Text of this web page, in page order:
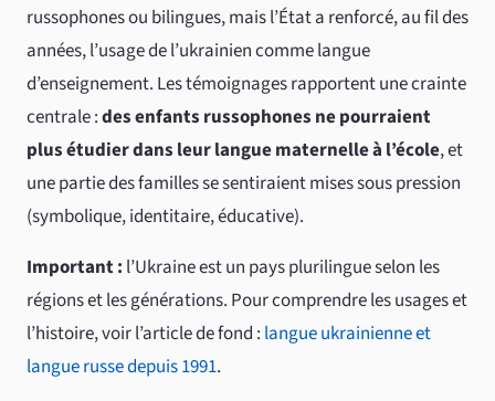
russophones ou bilingues, mais l’État a renforcé, au fil des
années, l’usage de l’ukrainien comme langue
d’enseignement. Les témoignages rapportent une crainte
centrale :des enfants russophones ne pourraient
plus étudier dans leur langue maternelle à l’école, et
une partie des familles se sentiraient mises sous pression
(symbolique, identitaire, éducative).
Important : l’Ukraine est un pays plurilingue selon les
régions et les générations. Pour comprendre les usages et
l’histoire, voir l’article de fond : langue ukrainienne et
langue russe depuis 1991.